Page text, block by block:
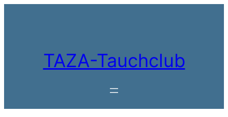
TAZA-Tauchclub